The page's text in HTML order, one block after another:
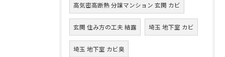
高気密高断熱 分譲マンション 玄関 カビ
玄関 住み方の工夫 結露 埼玉 地下室 カビ
埼玉 地下室 カビ臭